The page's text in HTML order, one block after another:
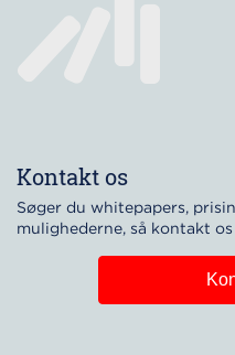
Kontakt os
Søger du whitepapers,
mulighederne, så kontakt